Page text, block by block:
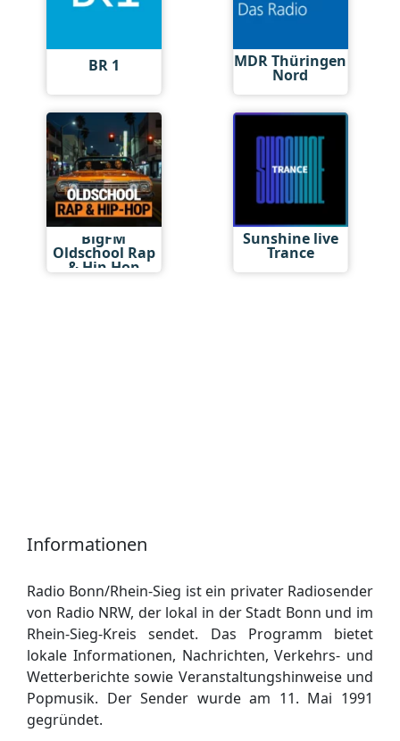
BR 1 MDR Thüringen
Nord
BigFM
Oldschool Rap
& Hip-Hop
Sunshine live
Trance
Informationen
Radio Bonn/Rhein-Sieg ist ein privater Radiosender
von Radio NRW, der lokal in der Stadt Bonn und im
Rhein-Sieg-Kreis sendet. Das Programm bietet
lokale Informationen, Nachrichten, Verkehrs- und
Wetterberichte sowie Veranstaltungshinweise und
Popmusik. Der Sender wurde am 11. Mai 1991
gegründet.